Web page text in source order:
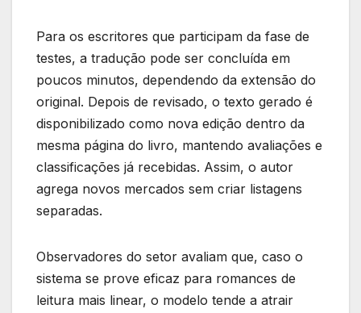
Para os escritores que participam da fase de
testes, a tradução pode ser concluída em
poucos minutos, dependendo da extensão do
original. Depois de revisado, o texto gerado é
disponibilizado como nova edição dentro da
mesma página do livro, mantendo avaliações e
classificações já recebidas. Assim, o autor
agrega novos mercados sem criar listagens
separadas.
Observadores do setor avaliam que, caso o
sistema se prove eficaz para romances de
leitura mais linear, o modelo tende a atrair